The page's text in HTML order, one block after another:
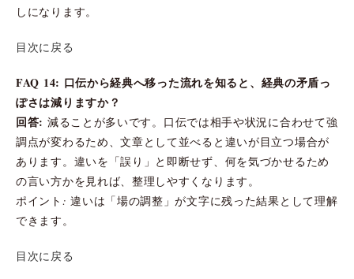
しになります。
目次に戻る
FAQ 14: 口伝から経典へ移った流れを知ると、経典の矛盾っ
ぽさは減りますか？
回答: 減ることが多いです。口伝では相手や状況に合わせて強
調点が変わるため、文章として並べると違いが目立つ場合が
あります。違いを「誤り」と即断せず、何を気づかせるため
の言い方かを見れば、整理しやすくなります。
ポイント: 違いは「場の調整」が文字に残った結果として理解
できます。
目次に戻る